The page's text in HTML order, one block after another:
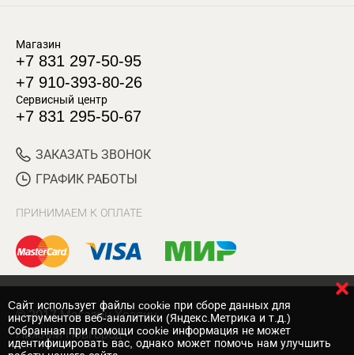
Магазин
+7 831 297-50-95
+7 910-393-80-26
Сервисный центр
+7 831 295-50-67
ЗАКАЗАТЬ ЗВОНОК
ГРАФИК РАБОТЫ
ПРИНИМАЕМ К ОПЛАТЕ
© 2017 Магазин Хозяин
Нижний Новгород
Cайт использует файлы cookie при сборе данных для
инструментов веб-аналитики (Яндекс.Метрика и т.д.)
Собранная при помощи cookie информация не может
идентифицировать вас, однако может помочь нам улучшить